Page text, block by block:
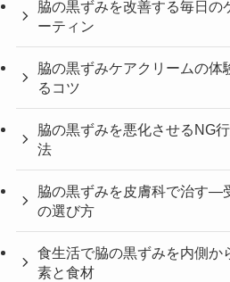
脇の黒ずみを改善する毎日
ーティン
脇の黒ずみケアクリームの
るコツ
脇の黒ずみを悪化させるNG
法
脇の黒ずみを皮膚科で治す—
の選び方
食生活で脇の黒ずみを内側か
素と食材